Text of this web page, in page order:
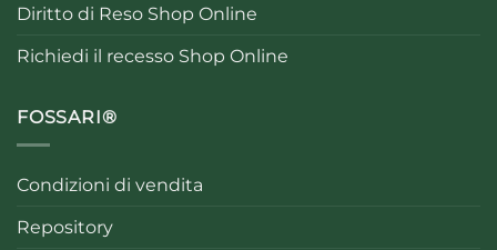
Diritto di Reso Shop Online
Richiedi il recesso Shop Online
FOSSARI®
Condizioni di vendita
Repository